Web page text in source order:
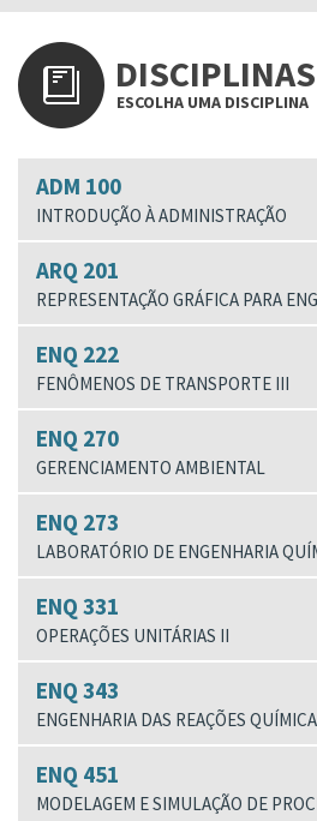
DISCIPLINAS
ESCOLHA UMA DISCIPLINA
ADM 100
INTRODUÇÃO À ADMINISTRAÇÃO
ARQ 201
REPRESENTAÇÃO GRÁFICA PARA
ENQ 222
FENÔMENOS DE TRANSPORTE III
ENQ 270
GERENCIAMENTO AMBIENTAL
ENQ 273
LABORATÓRIO DE ENGENHARIA
ENQ 331
OPERAÇÕES UNITÁRIAS II
ENQ 343
ENGENHARIA DAS REAÇÕES
ENQ 451
MODELAGEM E SIMULAÇÃO DE